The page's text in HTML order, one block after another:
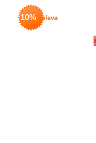
10% sleva